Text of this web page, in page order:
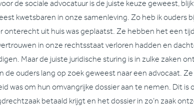
de sociale advocatuur is de juiste keuze geweest,
kwetsbaren in onze samenleving. Zo heb ik ouders
onterecht uit huis was geplaatst. Ze hebben het een
in onze rechtsstaat verloren hadden en
Maar de juiste juridische sturing is in zulke zaken
de ouders lang op zoek geweest naar een advocaat.
was om hun omvangrijke dossier aan te nemen. Dit is
betaald krijgt en het dossier in zo’n zaak